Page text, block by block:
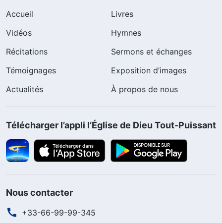
Accueil
Livres
Vidéos
Hymnes
Récitations
Sermons et échanges
Témoignages
Exposition d’images
Actualités
À propos de nous
Télécharger l’appli l’Église de Dieu Tout-Puissant
Nous contacter
+33-66-99-99-345